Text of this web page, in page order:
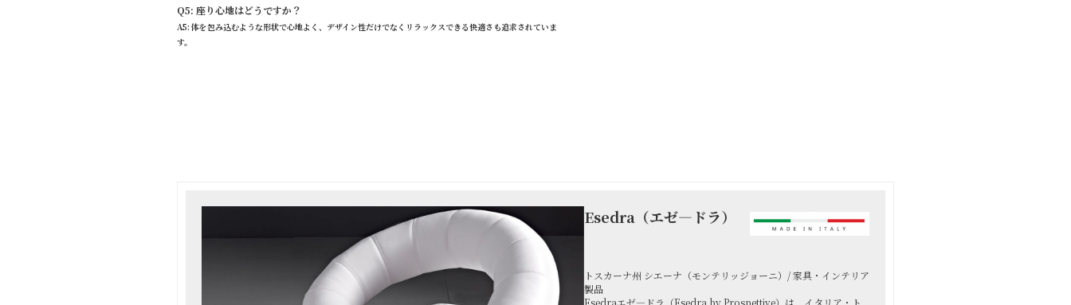
Q5: 座り心地はどうですか？
A5: 体を包み込むような形状で心地よく、デザイン性だけでなくリラックスできる快適さも追求されていま
す。
Esedra（エゼ―ドラ）
トスカーナ州 シエーナ（モンテリッジョーニ）/ 家具・インテリア
製品